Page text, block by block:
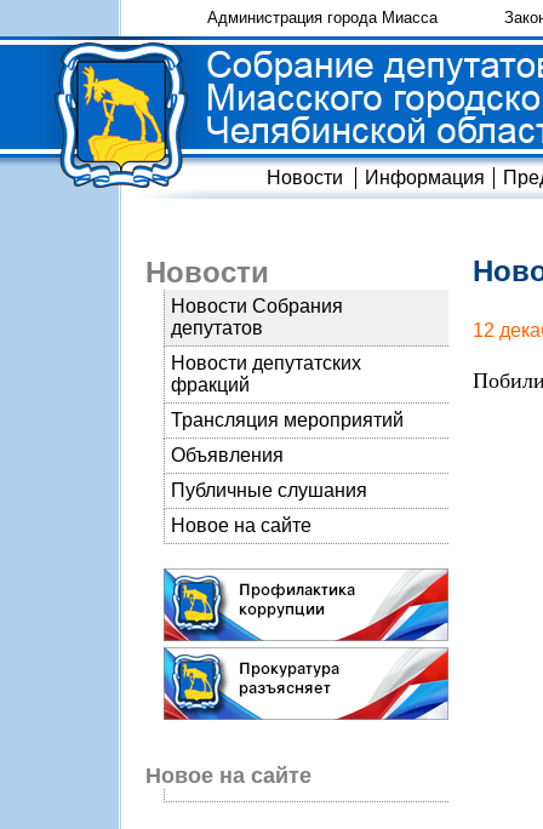
Администрация города Миасса
Новости Информация
Новости
Новости Собрания
депутатов
Новости депутатских
фракций
Трансляция мероприятий
Объявления
Публичные слушания
Новое на сайте
Новое на сайте
12